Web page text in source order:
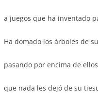
a juegos que ha inventado
Ha domado los árboles de
pasando por encima de
que nada les dejó de su